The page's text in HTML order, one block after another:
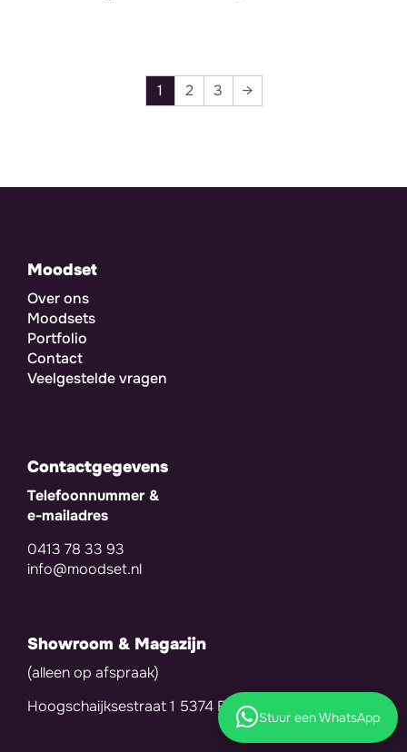
1 2 3 →
Moodset
Over ons
Moodsets
Portfolio
Contact
Veelgestelde vragen
Contactgegevens
Telefoonnummer &
e-mailadres
0413 78 33 93
info@moodset.nl
Showroom & Magazijn
(alleen op afspraak)
Hoogschaijksestraat 1 5374 EC Schaijk
Stuur een WhatsApp